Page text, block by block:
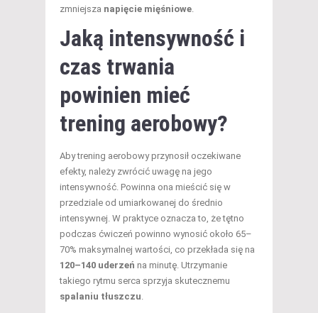
zmniejsza napięcie mięśniowe.
Jaką intensywność i
czas trwania
powinien mieć
trening aerobowy?
Aby trening aerobowy przynosił oczekiwane
efekty, należy zwrócić uwagę na jego
intensywność. Powinna ona mieścić się w
przedziale od umiarkowanej do średnio
intensywnej. W praktyce oznacza to, że tętno
podczas ćwiczeń powinno wynosić około 65–
70% maksymalnej wartości, co przekłada się na
120–140 uderzeń na minutę. Utrzymanie
takiego rytmu serca sprzyja skutecznemu
spalaniu tłuszczu.